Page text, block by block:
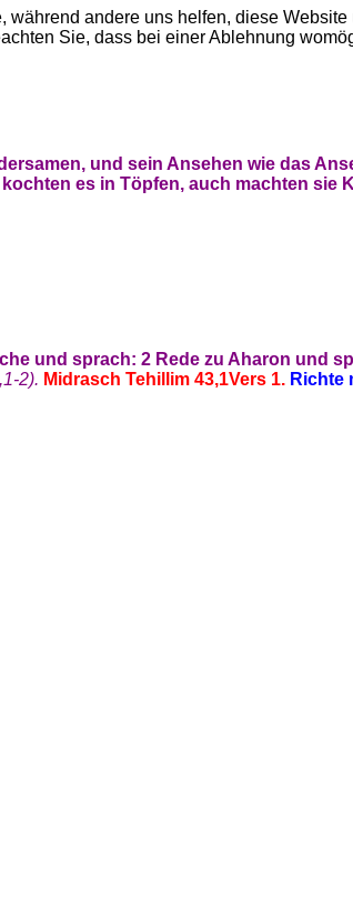
und sein Ansehen wie das
es in Töpfen, auch machten sie
und sprach: 2 Rede zu Aharon und
1-2). Midrasch Tehillim 43,1Vers 1. Richte
andere uns helfen, diese
Sie, dass bei einer Ablehnung